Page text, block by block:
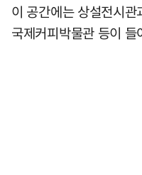
이 공간에는 상설전시
국제커피박물관 등이 들